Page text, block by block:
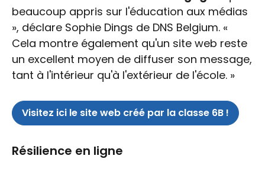
beaucoup appris sur l'éducation aux médias
», déclare Sophie Dings de DNS Belgium. «
Cela montre également qu'un site web reste
un excellent moyen de diffuser son message,
tant à l'intérieur qu'à l'extérieur de l'école. »
Visitez ici le site web créé par la classe 6B !
Résilience en ligne